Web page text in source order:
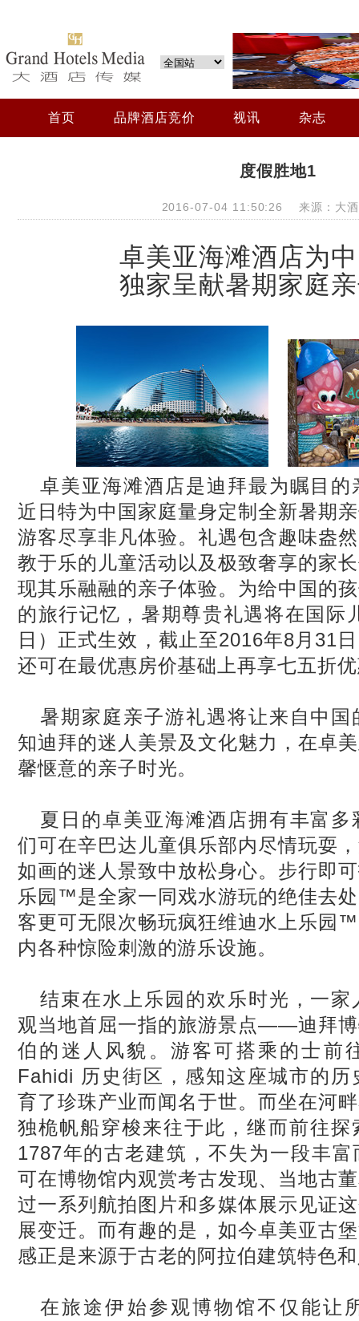
首页 品牌酒店竞价 视讯 杂志
度假胜地1
2016-07-04 11:50:26 来源：大酒
卓美亚海滩酒店为
独家呈献暑期家庭
卓美亚海滩酒店是迪拜最为瞩目
近日特为中国家庭量身定制全新暑期
游客尽享非凡体验。礼遇包含趣味盎
教于乐的儿童活动以及极致奢享的家
现其乐融融的亲子体验。为给中国的
的旅行记忆，暑期尊贵礼遇将在国际
日）正式生效，截止至2016年8 月 31
还可在最优惠房价基础上再享七五折
暑期家庭亲子游礼遇将让来自中
知迪拜的迷人美景及文化魅力，在卓
馨惬意的亲子时光。
夏日的卓美亚海滩酒店拥有丰富
们可在辛巴达儿童俱乐部内尽情玩耍
如画的迷人景致中放松身心。步行即
乐园™是全家一同戏水游玩的绝佳去
客更可无限次畅玩疯狂维迪水上乐园
内各种惊险刺激的游乐设施。
结束在水上乐园的欢乐时光，一
观当地首屈一指的旅游景点——迪拜
伯的迷人风貌。游客可搭乘的士前
Fahidi 历史街区，感知这座城市的
育了珍珠产业而闻名于世。而坐在河
独桅帆船穿梭来往于此，继而前往
1787年的古老建筑，不失为一段丰
可在博物馆内观赏考古发现、当地古
过一系列航拍图片和多媒体展示见证
展变迁。而有趣的是，如今卓美亚古
感正是来源于古老的阿拉伯建筑特色
在旅途伊始参观博物馆不仅能让